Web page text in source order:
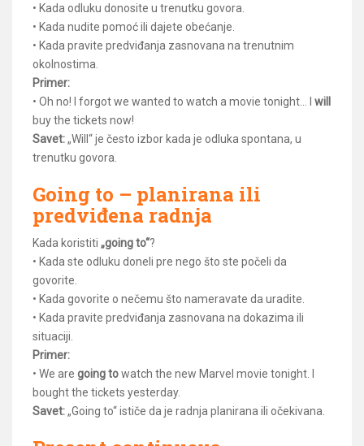
• Kada odluku donosite u trenutku govora.
• Kada nudite pomoć ili dajete obećanje.
• Kada pravite predviđanja zasnovana na trenutnim
okolnostima.
Primer:
• Oh no! I forgot we wanted to watch a movie tonight… I will
buy the tickets now!
Savet:„Will“ je često izbor kada je odluka spontana, u
trenutku govora.
Going to – planirana ili
predviđena radnja
Kada koristiti „going to“?
• Kada ste odluku doneli pre nego što ste počeli da
govorite.
• Kada govorite o nečemu što nameravate da uradite.
• Kada pravite predviđanja zasnovana na dokazima ili
situaciji.
Primer:
• We are going towatch the new Marvel movie tonight. I
bought the tickets yesterday.
Savet:„Going to“ ističe da je radnja planirana ili očekivana.